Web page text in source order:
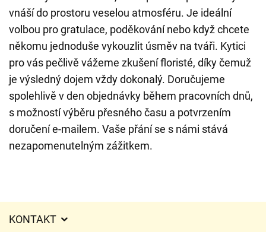
vnáší do prostoru veselou atmosféru. Je ideální
volbou pro gratulace, poděkování nebo když chcete
někomu jednoduše vykouzlit úsměv na tváři. Kytici
pro vás pečlivě vážeme zkušení floristé, díky čemuž
je výsledný dojem vždy dokonalý. Doručujeme
spolehlivě v den objednávky během pracovních dnů,
s možností výběru přesného času a potvrzením
doručení e-mailem. Vaše přání se s námi stává
nezapomenutelným zážitkem.
KONTAKT